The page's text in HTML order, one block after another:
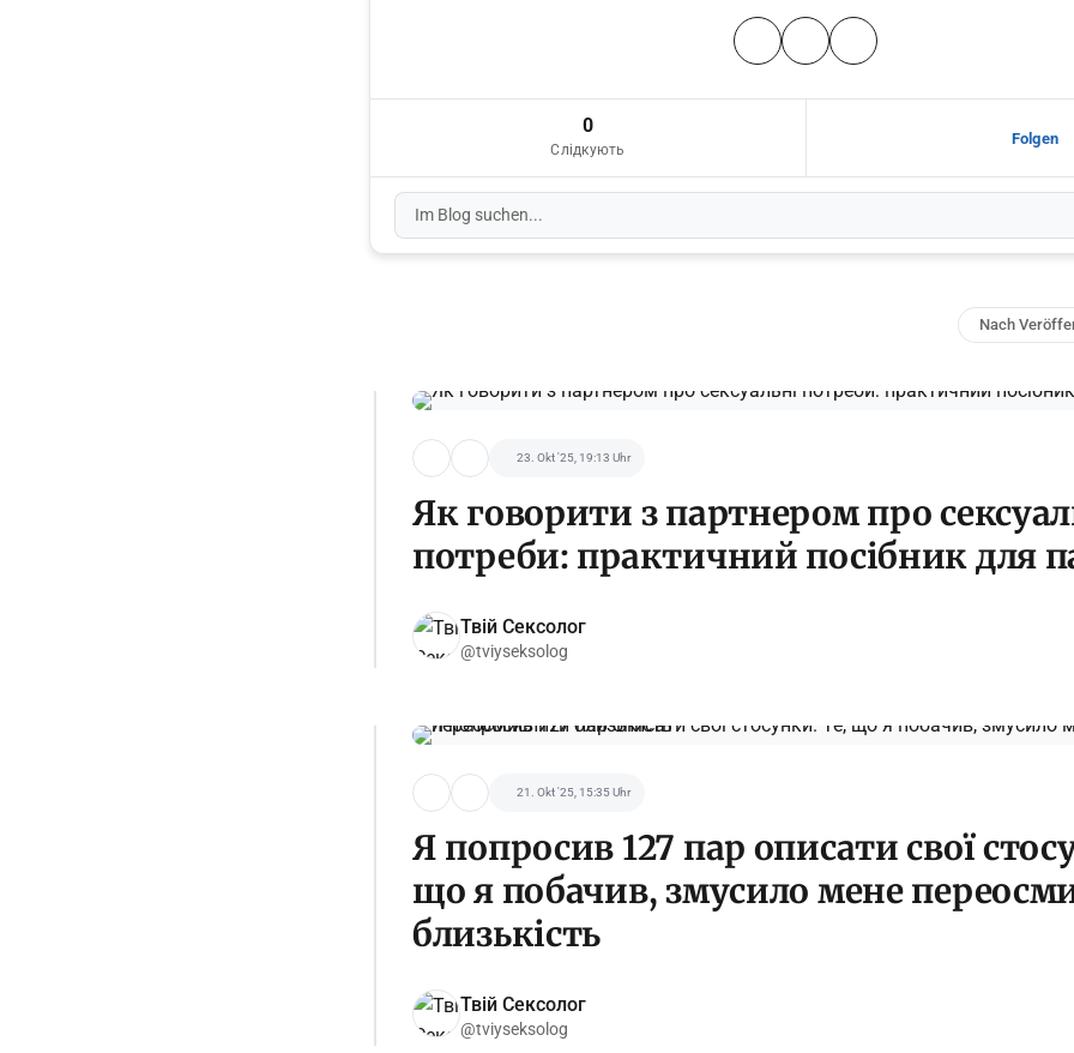
0
Слідкують
Folgen
23. Okt '25, 19:13 Uhr
Як говорити з партнером про
потреби: практичний посібник для
Твій Сексолог
@tviyseksolog
21. Okt '25, 15:35 Uhr
Я попросив 127 пар описати свої
що я побачив, змусило мене
близькість
Твій Сексолог
@tviyseksolog